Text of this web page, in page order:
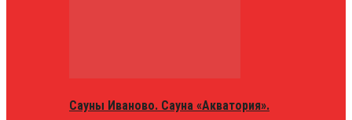
Сауны Иваново. Сауна «Акватория».